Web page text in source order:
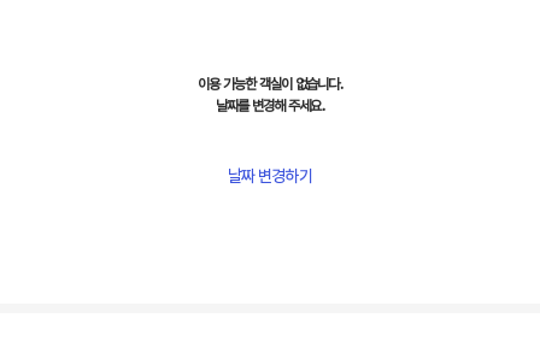
이용 가능한 객실이 없습니다.
날짜를 변경해 주세요.
날짜 변경하기